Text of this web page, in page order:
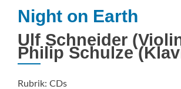
Night on Earth
Ulf Schneider
Philip Schulze
Rubrik: CDs